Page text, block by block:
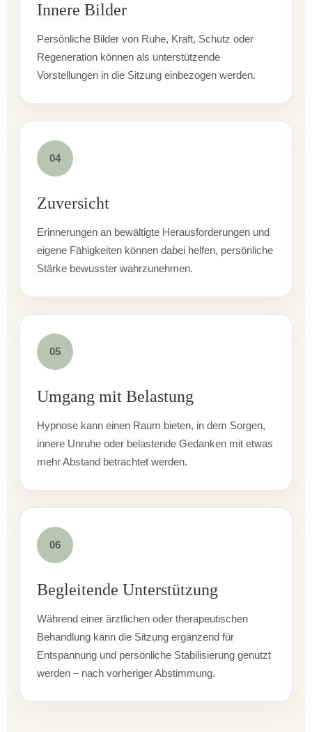
Innere Bilder
Persönliche Bilder von Ruhe, Kraft, Schutz oder
Regeneration können als unterstützende
Vorstellungen in die Sitzung einbezogen werden.
04
Zuversicht
Erinnerungen an bewältigte Herausforderungen und
eigene Fähigkeiten können dabei helfen, persönliche
Stärke bewusster wahrzunehmen.
05
Umgang mit Belastung
Hypnose kann einen Raum bieten, in dem Sorgen,
innere Unruhe oder belastende Gedanken mit etwas
mehr Abstand betrachtet werden.
06
Begleitende Unterstützung
Während einer ärztlichen oder therapeutischen
Behandlung kann die Sitzung ergänzend für
Entspannung und persönliche Stabilisierung genutzt
werden – nach vorheriger Abstimmung.